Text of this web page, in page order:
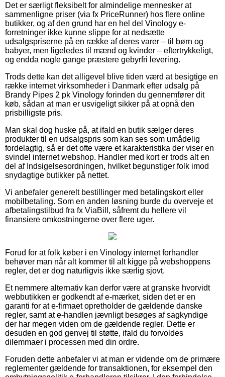
Det er særligt fleksibelt for almindelige mennesker at
sammenligne priser (via fx PriceRunner) hos flere online
butikker, og af den grund har en hel del Vinology e-
forretninger ikke kunne slippe for at nedsætte
udsalgspriserne på en række af deres varer – til børn og
babyer, men ligeledes til mænd og kvinder – eftertrykkeligt,
og endda nogle gange præstere gebyrfri levering.
Trods dette kan det alligevel blive tiden værd at besigtige en
række internet virksomheder i Danmark efter udsalg på
Brandy Pipes 2 pk Vinology forinden du gennemfører dit
køb, sådan at man er usvigeligt sikker på at opnå den
prisbilligste pris.
Man skal dog huske på, at ifald en butik sælger deres
produkter til en udsalgspris som kan ses som umådelig
fordelagtig, så er det ofte være et karakteristika der viser en
svindel internet webshop. Handler med kort er trods alt en
del af Indsigelsesordningen, hvilket begunstiger folk imod
snydagtige butikker på nettet.
Vi anbefaler generelt bestillinger med betalingskort eller
mobilbetaling. Som en anden løsning burde du overveje et
afbetalingstilbud fra fx ViaBill, såfremt du hellere vil
finansiere omkostningerne over flere uger.
Forud for at folk køber i en Vinology internet forhandler
behøver man når alt kommer til alt kigge på webshoppens
regler, det er dog naturligvis ikke særlig sjovt.
Et nemmere alternativ kan derfor være at granske hvorvidt
webbutikken er godkendt af e-mærket, siden det er en
garanti for at e-firmaet opretholder de gældende danske
regler, samt at e-handlen jævnligt besøges af sagkyndige
der har megen viden om de gældende regler. Dette er
desuden en god genvej til støtte, ifald du forvoldes
dilemmaer i processen med din ordre.
Foruden dette anbefaler vi at man er vidende om de primære
reglementer gældende for transaktionen, for eksempel den